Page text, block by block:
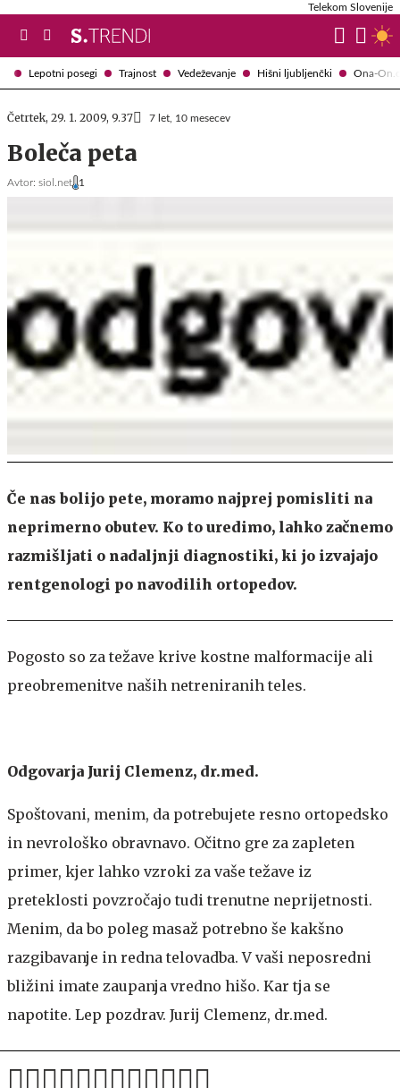
Lepotni posegi Trajnost Vedeževanje Hišni ljubljenčki Ona-
Telekom Slovenije
Četrtek, 29. 1. 2009, 9.37 7 let, 10 mesecev
Boleča peta
Avtor: siol.net 1
Če nas bolijo pete, moramo najprej pomisliti na
neprimerno obutev. Ko to uredimo, lahko začnemo
razmišljati o nadaljnji diagnostiki, ki jo izvajajo
rentgenologi po navodilih ortopedov.
Pogosto so za težave krive kostne malformacije ali
preobremenitve naših netreniranih teles.
Odgovarja Jurij Clemenz, dr.med.
Spoštovani, menim, da potrebujete resno ortopedsko
in nevrološko obravnavo. Očitno gre za zapleten
primer, kjer lahko vzroki za vaše težave iz
preteklosti povzročajo tudi trenutne neprijetnosti.
Menim, da bo poleg masaž potrebno še kakšno
razgibavanje in redna telovadba. V vaši neposredni
bližini imate zaupanja vredno hišo. Kar tja se
napotite. Lep pozdrav. Jurij Clemenz, dr.med.